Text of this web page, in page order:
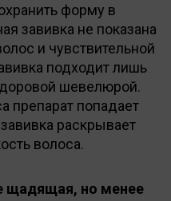
форму в
завивка не показана
и чувствительной
подходит лишь
шевелюрой.
препарат попадает
раскрывает
волоса.
щадящая, но менее